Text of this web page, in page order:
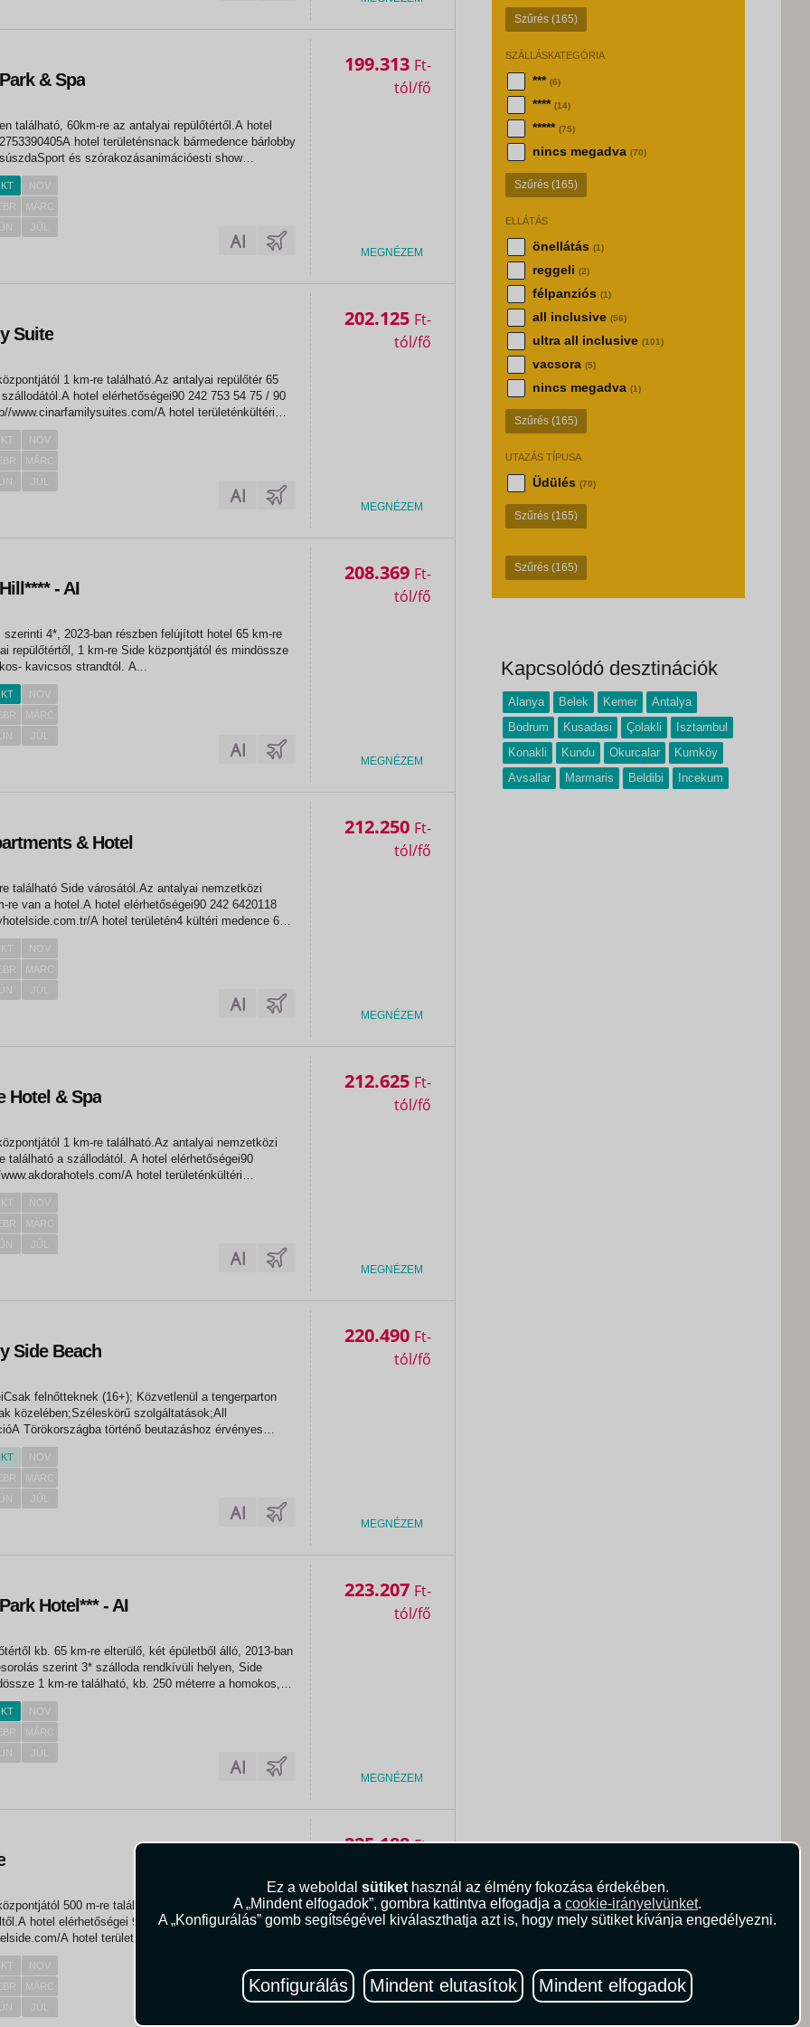
Ez a weboldal sütikethasznál az élmény fokozása érdekében.
A „Mindent elfogadok”, gombra kattintva elfogadja a cookie-irányelvünket.
A „Konfigurálás” gomb segítségével kiválaszthatja azt is, hogy mely sütiket kívánja engedélyezni.
Konfigurálás Mindent elutasítok Mindent elfogadok
Szűrés (165)
SZÁLLÁSKATEGÓRIA
*** (6)
**** (14)
***** (75)
nincs megadva (70)
Szűrés (165)
ELLÁTÁS
önellátás (1)
reggeli (2)
félpanziós (1)
all inclusive (56)
ultra all inclusive (101)
vacsora (5)
nincs megadva (1)
Szűrés (165)
UTAZÁS TÍPUSA
Üdülés (70)
Szűrés (165)
Szűrés (165)
& Spa
található, 60km-re az antalyai repülőtértől.A hotel
hotel területénsnack bármedence bárlobby
és szórakozásanimációesti show
homokos tengerpart, 300 méterre a
és napágyak...
NOV
MÁRC
JÚL
199.313 Ft
MEGNÉZEM
Suite
1 km-re található.Az antalyai repülőtér 65
hotel elérhetőségei90 242 753 54 75 / 90
www.cinarfamilysuites.com/A hotel területénkültéri
medence200 fős étteremmedence bárWi-Fi
NOV
MÁRC
JÚL
202.125 Ft
MEGNÉZEM
- AI
szerinti 4*, 2023-ban részben felújított hotel 65 km-re
repülőtértől, 1 km-re Side központjától és mindössze
kavicsos strandtól. A...
NOV
MÁRC
JÚL
208.369 Ft
MEGNÉZEM
& Hotel
található Side városától.Az antalyai nemzetközi
re van a hotel.A hotel elérhetőségei90 242 6420118
A hotel területén4 kültéri medence 650,
medenceaquapark medence 2 csúszdávalrelax
a'la...NOV
MÁRC
JÚL
212.250 Ft
MEGNÉZEM
Hotel & Spa
1 km-re található.Az antalyai nemzetközi
található a szállodától. A hotel elérhetőségei90
A hotel területénkültéri
medence csúszdával, 40
bárWi-Fi (a lobbyban...
NOV
MÁRC
JÚL
212.625 Ft
MEGNÉZEM
Side Beach
felnőtteknek (16+); Közvetlenül a tengerparton
közelében;Széleskörű szolgáltatások;All
Törökországba történő beutazáshoz érvényes
igazolvány szükséges, melynek a hazautazás
6 hónapig...
NOV
MÁRC
JÚL
220.490 Ft
MEGNÉZEM
Hotel*** - AI
kb. 65 km-re elterülő, két épületből álló, 2013-ban
szerint 3* szálloda rendkívüli helyen, Side
1 km-re található, kb. 250 méterre a homokos,
a Jandarma Hotel előtti tengerparton (ki van
NOV
MÁRC
JÚL
223.207 Ft
MEGNÉZEM
500 m-re található.Az antalyai repülőtér 70
hotel elérhetőségei 90 242 753 20
A hotel területénkültéri medence 106
10 m2reggeliző étteremmedencebár (térítés
és...
NOV
MÁRC
JÚL
225.188Ft
Kapcsolódó desztinációk
Alanya Belek Kemer
Antalya
Bodrum
Kusadasi Çolakli
Isztambul
Konakli
Kundu Okurcalar
Kumköy
Avsallar
Marmaris Beldibi Incekum